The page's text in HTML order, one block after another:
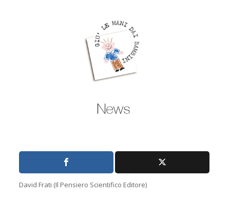
David Frati (Il Pensiero Scientifico Editore)